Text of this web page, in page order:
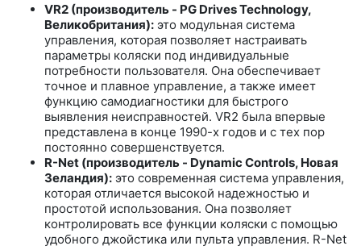
VR2 (производитель - PG Drives Technology,
Великобритания): это модульная система
управления, которая позволяет настраивать
параметры коляски под индивидуальные
потребности пользователя. Она обеспечивает
точное и плавное управление, а также имеет
функцию самодиагностики для быстрого
выявления неисправностей. VR2 была впервые
представлена в конце 1990-х годов и с тех пор
постоянно совершенствуется.
R-Net (производитель - Dynamic Controls, Новая
Зеландия): это современная система управления,
которая отличается высокой надежностью и
простотой использования. Она позволяет
контролировать все функции коляски с помощью
удобного джойстика или пульта управления. R-Net